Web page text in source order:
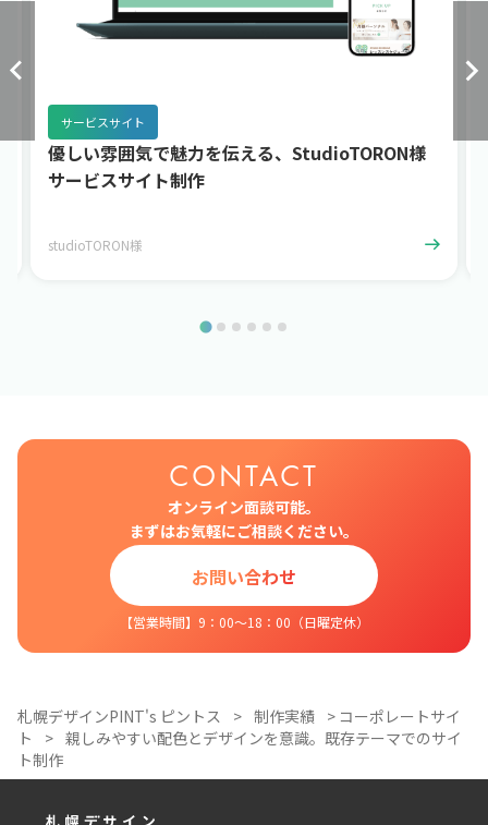
サービスサイト
優しい雰囲気で魅力を伝える、StudioTORON様
サービスサイト制作
studioTORON様
CONTACT
オンライン面談可能。
まずはお気軽にご相談ください。
お問い合わせ
【営業時間】9：00～18：00（日曜定休）
札幌デザインPINT's ピントス > 制作実績 > コーポレートサイ
ト
> 親しみやすい配色とデザインを意識。既存テーマでのサイ
ト制作